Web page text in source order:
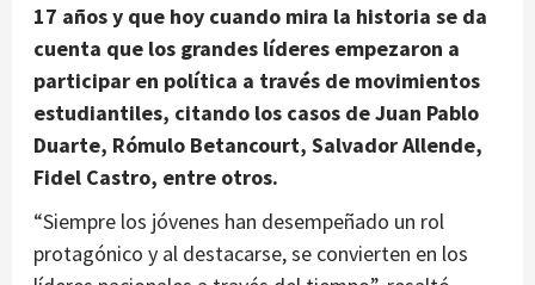
17 años y que hoy cuando mira la historia se da
cuenta que los grandes líderes empezaron a
participar en política a través de movimientos
estudiantiles, citando los casos de Juan Pablo
Duarte, Rómulo Betancourt, Salvador Allende,
Fidel Castro, entre otros.
“Siempre los jóvenes han desempeñado un rol
protagónico y al destacarse, se convierten en los